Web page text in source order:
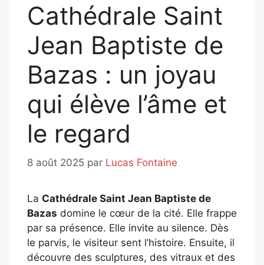
Cathédrale Saint
Jean Baptiste de
Bazas : un joyau
qui élève l’âme et
le regard
8 août 2025 par Lucas Fontaine
La Cathédrale Saint Jean Baptiste de
Bazas domine le cœur de la cité. Elle frappe
par sa présence. Elle invite au silence. Dès
le parvis, le visiteur sent l’histoire. Ensuite, il
découvre des sculptures, des vitraux et des